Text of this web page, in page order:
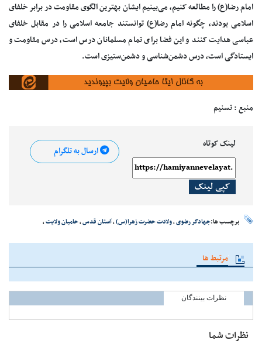
امام رضا(ع) را مطالعه کنیم، می‌بینیم ایشان بهترین الگوی مقاومت در برابر خلفای
اسلامی بودند، چگونه امام رضا(ع) توانستند جامعه اسلامی را در مقابل خلفای
عباسی هدایت کنند و این فضا برای تمام مسلمانان درس است، درس مقاومت و
ایستادگی است، درس دشمن‌شناسی و دشمن‌ستیزی است.
منبع : تسنیم
لینک کوتاه
کپی لینک
ارسال به تلگرام
برچسب ها:جهادگر رضوی،ولادت حضرت زهرا(س)،آستان قدس،حامیان ولایت،
مرتبط ها
نظرات بینندگان
نظرات شما